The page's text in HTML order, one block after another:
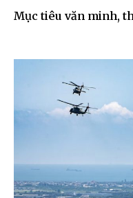
Mục tiêu văn minh,